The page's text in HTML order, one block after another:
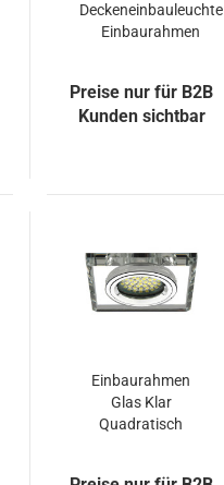
Deckeneinbauleuchte
Einbaurahmen
Preise nur für B2B
Kunden sichtbar
Einbaurahmen
Glas Klar
Quadratisch